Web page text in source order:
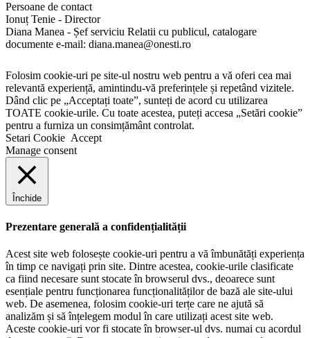
Persoane de contact
Ionuț Tenie - Director
Diana Manea - Șef serviciu Relatii cu publicul, catalogare
documente e-mail: diana.manea@onesti.ro
Folosim cookie-uri pe site-ul nostru web pentru a vă oferi cea mai
relevantă experiență, amintindu-vă preferințele și repetând vizitele.
Dând clic pe „Acceptați toate”, sunteți de acord cu utilizarea
TOATE cookie-urile. Cu toate acestea, puteți accesa „Setări cookie”
pentru a furniza un consimțământ controlat.
Setari Cookie Accept
Manage consent
Închide
Prezentare generală a confidențialității
Acest site web folosește cookie-uri pentru a vă îmbunătăți experiența
în timp ce navigați prin site. Dintre acestea, cookie-urile clasificate
ca fiind necesare sunt stocate în browserul dvs., deoarece sunt
esențiale pentru funcționarea funcționalităților de bază ale site-ului
web. De asemenea, folosim cookie-uri terțe care ne ajută să
analizăm și să înțelegem modul în care utilizați acest site web.
Aceste cookie-uri vor fi stocate în browser-ul dvs. numai cu acordul